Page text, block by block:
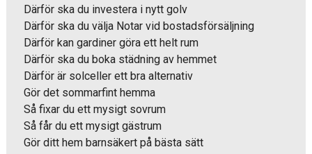
Därför ska du investera i nytt golv
Därför ska du välja Notar vid bostadsförsäljning
Därför kan gardiner göra ett helt rum
Därför ska du boka städning av hemmet
Därför är solceller ett bra alternativ
Gör det sommarfint hemma
Så fixar du ett mysigt sovrum
Så får du ett mysigt gästrum
Gör ditt hem barnsäkert på bästa sätt